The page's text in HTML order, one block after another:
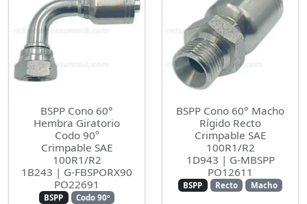
BSPP Cono 60°
Hembra Giratorio
Codo 90º
Crimpable SAE
100R1/R2
1B243 | G-FBSPORX90
PO22691
BSPP
Codo 90º
BSPP Cono 60° Macho
Rígido Recto
Crimpable SAE
100R1/R2
1D943 | G-MBSPP
PO12611
BSPP Recto Macho